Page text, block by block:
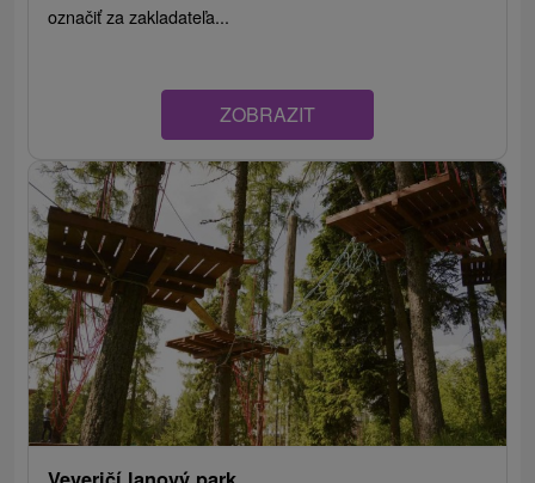
označiť za zakladateľa...
ZOBRAZIT